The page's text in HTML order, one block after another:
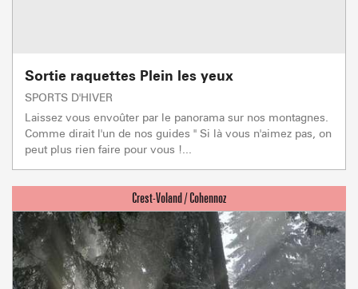
Sortie raquettes Plein les yeux
SPORTS D'HIVER
Laissez vous envoûter par le panorama sur nos montagnes.
Comme dirait l'un de nos guides " Si là vous n'aimez pas, on
peut plus rien faire pour vous !...